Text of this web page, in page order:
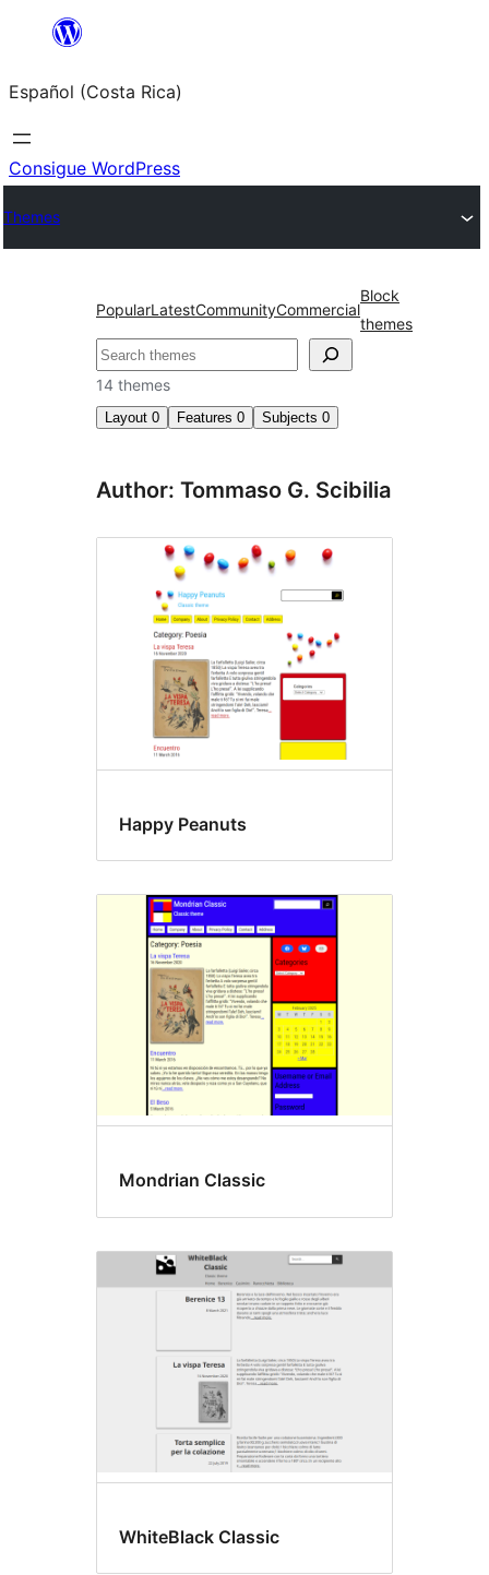
Saltar
contenido
Español (Costa Rica)
Consigue WordPress
Themes
PopularLatestCommunityCommercial
Block
themes
Buscar
14 themes
Layout 0 Features 0 Subjects 0
Author: Tommaso G. Scibilia
Happy Peanuts
Mondrian Classic
WhiteBlack Classic